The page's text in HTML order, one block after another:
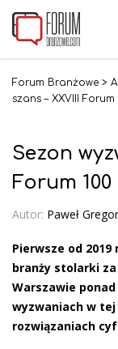
Forum Branżowe >
szans – XXVIII
Sezon
Forum
Autor: Paweł
Pierwsze od
branży stolarki
Warszawie
wyzwaniach w
rozwiązaniach